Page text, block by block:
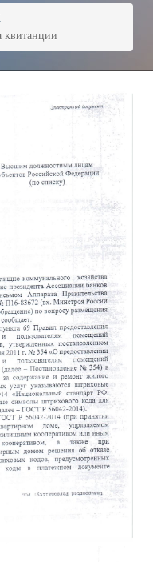
квитанции